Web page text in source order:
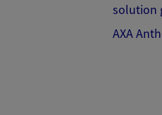
solution
AXA